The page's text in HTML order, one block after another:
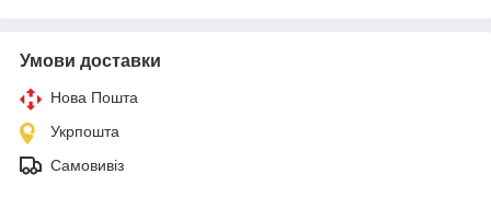
Умови доставки
Нова Пошта
Укрпошта
Самовивіз